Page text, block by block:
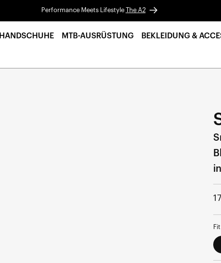
Performance Meets Lifestyle The A2
HANDSCHUHE MTB-AUSRÜSTUNG BEKLEIDUNG &
Fit